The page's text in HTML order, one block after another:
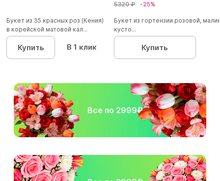
Букет из 35 красных роз (Кения)
в корейской матовой кал...
Купить В 1 клик
5320 ₽ -25%
Букет из гортензии розовой,
кусто...
Купить
Все по 2999₽